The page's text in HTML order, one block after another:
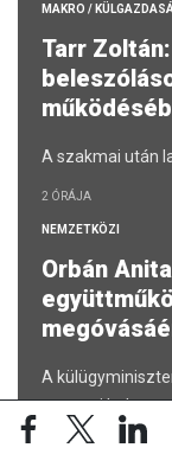
MAKRO /
Tarr
A szakmai után
2 ÓRÁJA
NEMZETKÖZI
Orbán
A
mostani helyzet
évben nem